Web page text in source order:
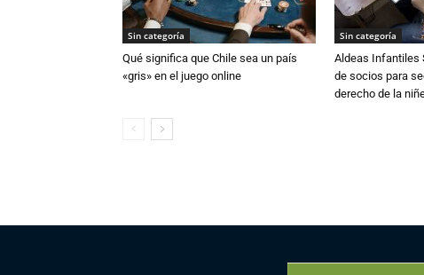
Sin categoría
Qué significa que Chile sea un país
«gris» en el juego online
Sin categoría
Aldeas Infantiles
de socios para
derecho de la